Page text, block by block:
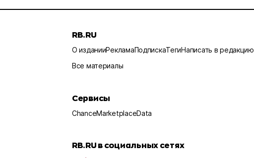
RB.RU
О изданииРекламаПодпискаТегиНаписать в редакцию
Все материалы
Сервисы
ChanceMarketplaceData
RB.RU в социальных сетях